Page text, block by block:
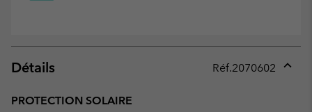
Détails Réf.2070602
PROTECTION SOLAIRE